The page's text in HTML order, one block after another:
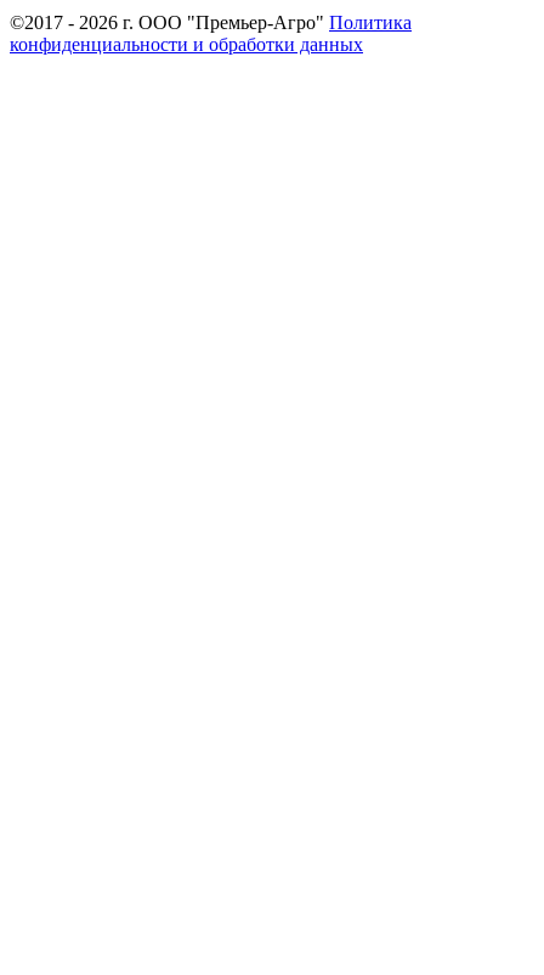
©2017 - 2026 г. ООО "Премьер-Агро" Политика
конфиденциальности и обработки данных